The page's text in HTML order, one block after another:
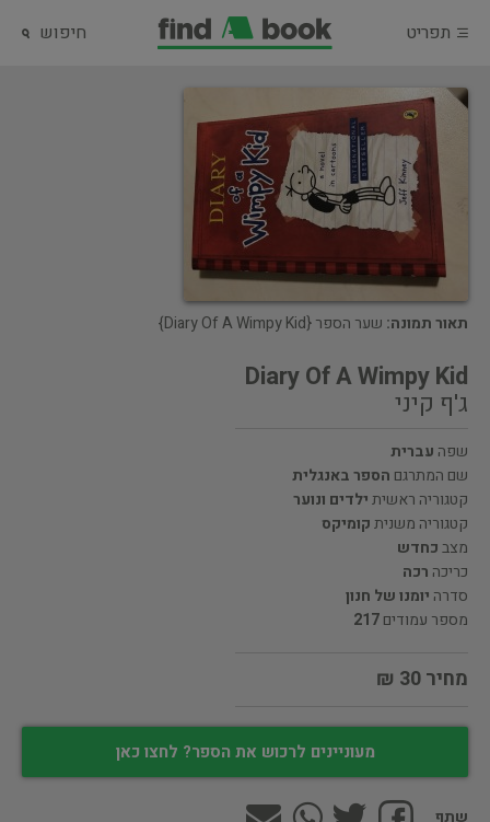
תפריט חיפוש
תאור תמונה: שער הספר {Diary Of A Wimpy Kid}
Diary Of A Wimpy Kid
ג'ף קיני
שפה עברית
שם המתרגם הספר באנגלית
קטגוריה ראשיתילדים ונוער
קטגוריה משניתקומיקס
מצבכחדש
כריכה רכה
סדרה יומנו של חנון
מספר עמודים217
מחיר 30 ₪
מעוניינים לרכוש את הספר? לחצו כאן
שתף